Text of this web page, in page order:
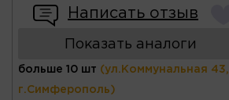
Написать отзыв
Показать аналоги
больше 10 шт (ул.Коммунальная 43,
г.Симферополь)